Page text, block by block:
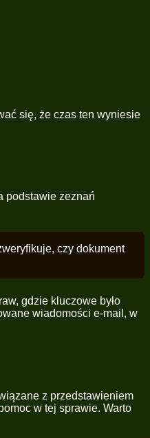
się, że czas ten wyniesie
podstawie zeznań
czy dokument
gdzie kluczowe było
wiadomości e-mail, w
z przedstawieniem
w tej sprawie. Warto